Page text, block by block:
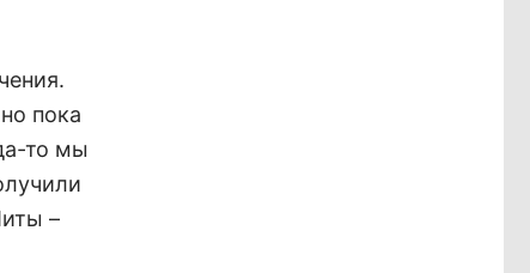
пока
то мы
–